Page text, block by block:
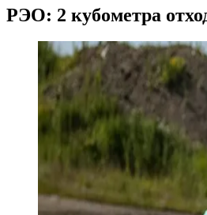
РЭО: 2 кубометра